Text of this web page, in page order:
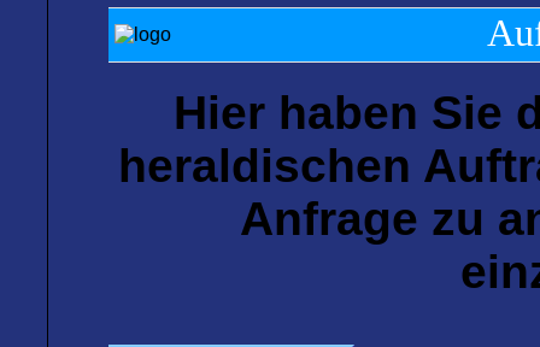
Hier haben Sie
heraldischen
Anfrage zu